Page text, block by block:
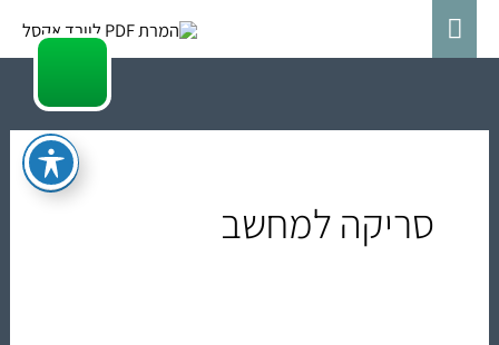
תפריט
סריקה למחשב